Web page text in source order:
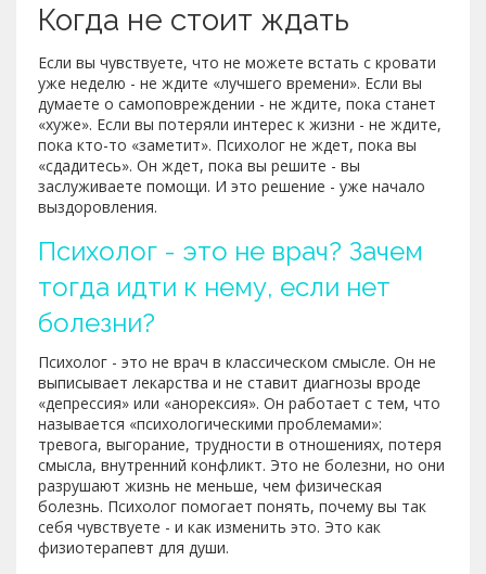
Когда не стоит ждать
Если вы чувствуете, что не можете встать с кровати
уже неделю - не ждите «лучшего времени». Если вы
думаете о самоповреждении - не ждите, пока станет
«хуже». Если вы потеряли интерес к жизни - не ждите,
пока кто-то «заметит». Психолог не ждет, пока вы
«сдадитесь». Он ждет, пока вы решите - вы
заслуживаете помощи. И это решение - уже начало
выздоровления.
Психолог - это не врач? Зачем
тогда идти к нему, если нет
болезни?
Психолог - это не врач в классическом смысле. Он не
выписывает лекарства и не ставит диагнозы вроде
«депрессия» или «анорексия». Он работает с тем, что
называется «психологическими проблемами»:
тревога, выгорание, трудности в отношениях, потеря
смысла, внутренний конфликт. Это не болезни, но они
разрушают жизнь не меньше, чем физическая
болезнь. Психолог помогает понять, почему вы так
себя чувствуете - и как изменить это. Это как
физиотерапевт для души.